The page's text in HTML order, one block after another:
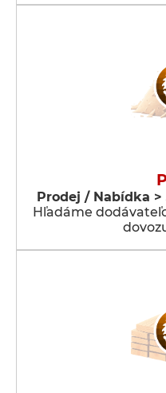
Prodej / Nabídka
Hľadáme